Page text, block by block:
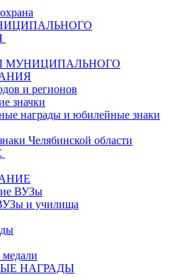
МУНИЦИПАЛЬНОГО
и регионов
значки
награды и юбилейные знаки
Челябинской области
ВУЗы
и училища
НАГРАДЫ